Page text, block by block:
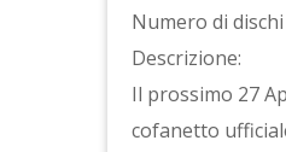
Numero di
Descrizione:
Il prossimo 27
cofanetto